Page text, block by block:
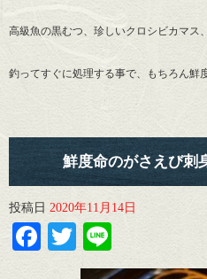
高級魚の黒むつ、珍しいクロシビカマス
釣ってすぐに処理する事で、もちろん鮮
鮮度命のがさえび刺
投稿日 2020年11月14日
Facebook
Twitter